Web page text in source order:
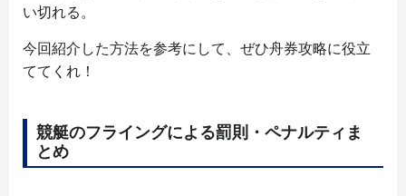
い切れる。
今回紹介した方法を参考にして、ぜひ舟券攻略に役立
ててくれ！
競艇のフライングによる罰則・ペナルティま
とめ